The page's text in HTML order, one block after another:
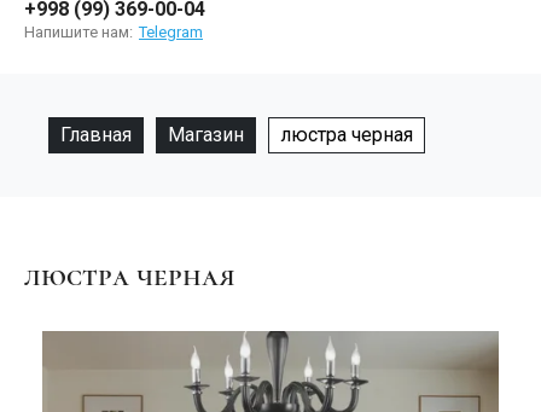
+998 (99) 369-00-04
Напишите нам: Telegram
Главная Магазин люстра черная
люстра черная